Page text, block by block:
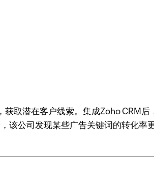
取潜在客户线索。集成Zoho CRM
，该公司发现某些广告关键词的转化